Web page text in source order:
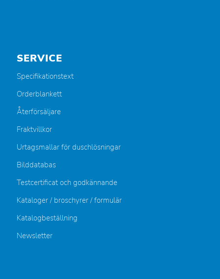
SERVICE
Specifikationstext
Orderblankett
Återförsäljare
Fraktvillkor
Urtagsmallar för duschlösningar
Bilddatabas
Testcertificat och godkännande
Kataloger / broschyrer / formulär
Katalogbeställning
Newsletter